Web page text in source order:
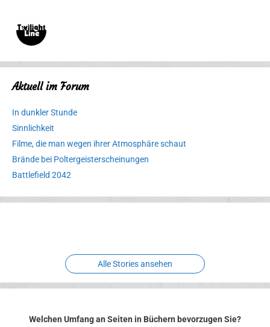
Aktuell im Forum
In dunkler Stunde
Sinnlichkeit
Filme, die man wegen ihrer Atmosphäre schaut
Brände bei Poltergeisterscheinungen
Battlefield 2042
Erlebnispark
Verbotene
Alle Stories ansehen
Welchen Umfang an Seiten in Büchern bevorzugen Sie?